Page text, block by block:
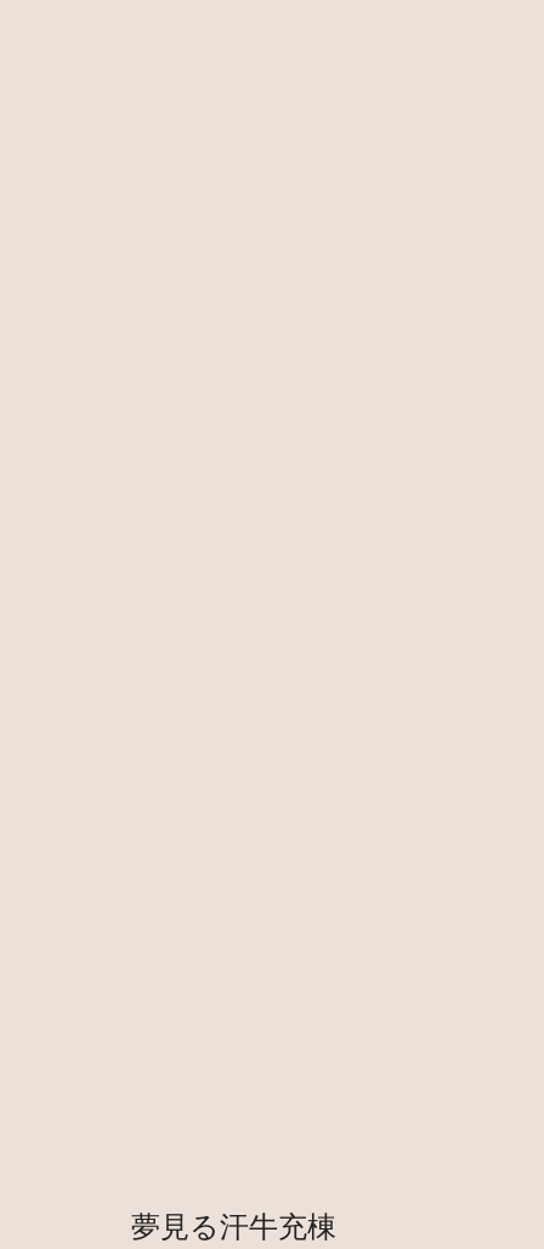
夢見る汗牛充棟